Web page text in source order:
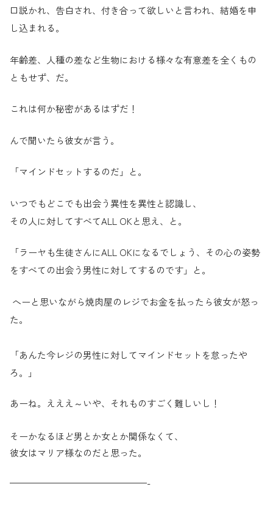
口説かれ、告白され、付き合って欲しいと言われ、結婚を申
し込まれる。
年齢差、人種の差など生物における様々な有意差を全くもの
ともせず、だ。
これは何か秘密があるはずだ！
んで聞いたら彼女が言う。
「マインドセットするのだ」と。
いつでもどこでも出会う異性を異性と認識し、
その人に対してすべてALL OKと思え、と。
「ラーヤも生徒さんにALL OKになるでしょう、その心の姿勢
をすべての出会う男性に対してするのです」と。
へーと思いながら焼肉屋のレジでお金を払ったら彼女が怒っ
た。
「あんた今レジの男性に対してマインドセットを怠ったや
ろ。」
あーね。えええ～いや、それものすごく難しいし！
そーかなるほど男とか女とか関係なくて、
彼女はマリア様なのだと思った。
———————————————-